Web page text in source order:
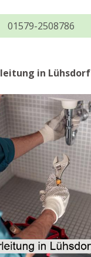
01579-2508786
in Lühsdorf